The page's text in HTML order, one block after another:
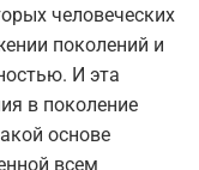
человеческих
поколений и
И эта
в поколение
основе
всем